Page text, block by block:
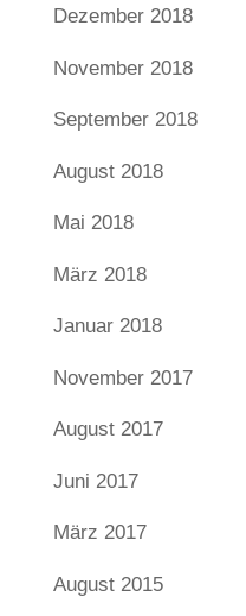
Dezember 2018
November 2018
September 2018
August 2018
Mai 2018
März 2018
Januar 2018
November 2017
August 2017
Juni 2017
März 2017
August 2015